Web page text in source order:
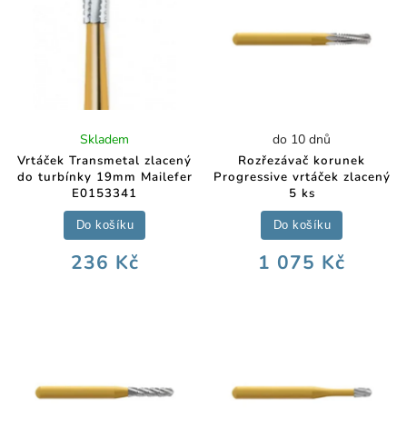
Vrtáček Transmetal zlacený
do turbínky 19mm Mailefer
E0153341
Skladem
236 Kč
Do košíku
Rozřezávač korunek
Progressive vrtáček zlacený
5 ks
do 10 dnů
1 075 Kč
Do košíku